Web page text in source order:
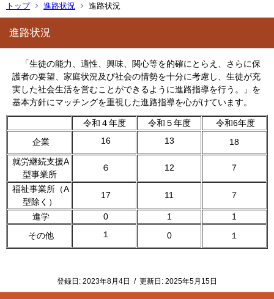
トップ 進路状況 進路状況
進路状況
「生徒の能力、適性、興味、関心等を的確にとらえ、さらに保
護者の要望、家庭状況及び社会の情勢を十分に考慮し、生徒が充
実した社会生活を営むことができるように進路指導を行う。」を
基本方針にマッチングを重視した進路指導を心がけています。
令和４年度 令和５年度
令和6年度
企業
16 13
18
就労継続支援A
型事業所
６ 12 ７
福祉事業所（A
型除く）
17 11 ７
進学 0 1
1
その他
１ 0 １
登録日: 2023年8月4日 / 更新日: 2025年5月15日